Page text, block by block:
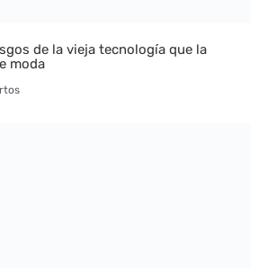
de la vieja tecnología que la
moda